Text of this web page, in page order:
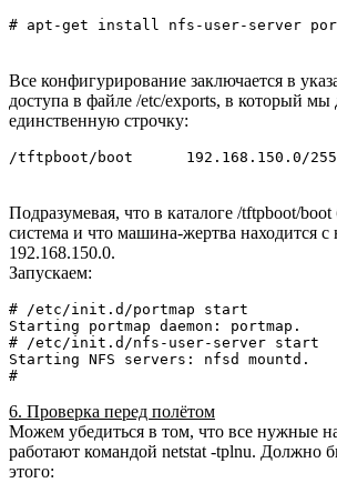
# apt-get install nfs-user-server
Все конфигурирование заключается в
доступа в файле /etc/exports, в который мы
единственную строчку:
/tftpboot/boot      192.168.150.0/
Подразумевая, что в каталоге /tftpboot/
система и что машина-жертва находится с
192.168.150.0.
Запускаем:
# /etc/init.d/portmap start
Starting portmap daemon: portmap.
# /etc/init.d/nfs-user-server start
Starting NFS servers: nfsd mountd.
#
6. Проверка перед полётом
Можем убедиться в том, что все нужные
работают командой netstat -tplnu. Должно
этого: